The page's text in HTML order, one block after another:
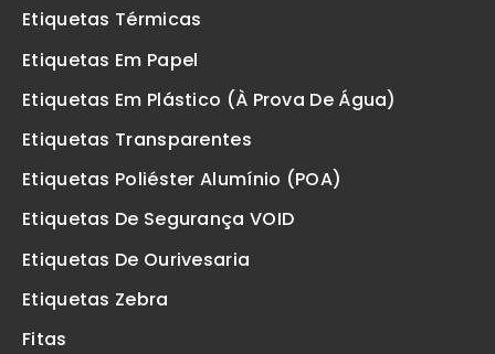
Etiquetas Térmicas
Etiquetas Em Papel
Etiquetas Em Plástico (à Prova De Água)
Etiquetas Transparentes
Etiquetas Poliéster Alumínio (POA)
Etiquetas De Segurança VOID
Etiquetas De Ourivesaria
Etiquetas Zebra
Fitas